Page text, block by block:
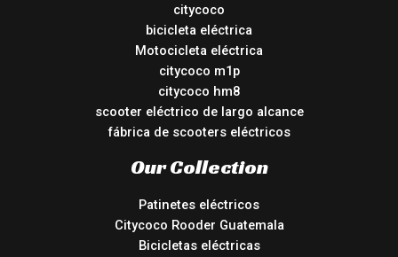
citycoco
bicicleta eléctrica
Motocicleta eléctrica
citycoco m1p
citycoco hm8
scooter eléctrico de largo alcance
fábrica de scooters eléctricos
Our Collection
Patinetes eléctricos
Citycoco Rooder Guatemala
Bicicletas eléctricas